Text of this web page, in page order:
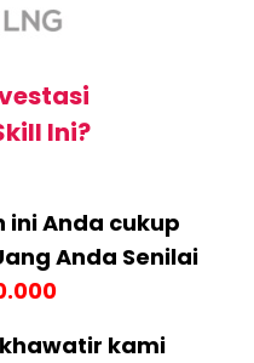
Ini?
ini Anda cukup
Anda Senilai
kami